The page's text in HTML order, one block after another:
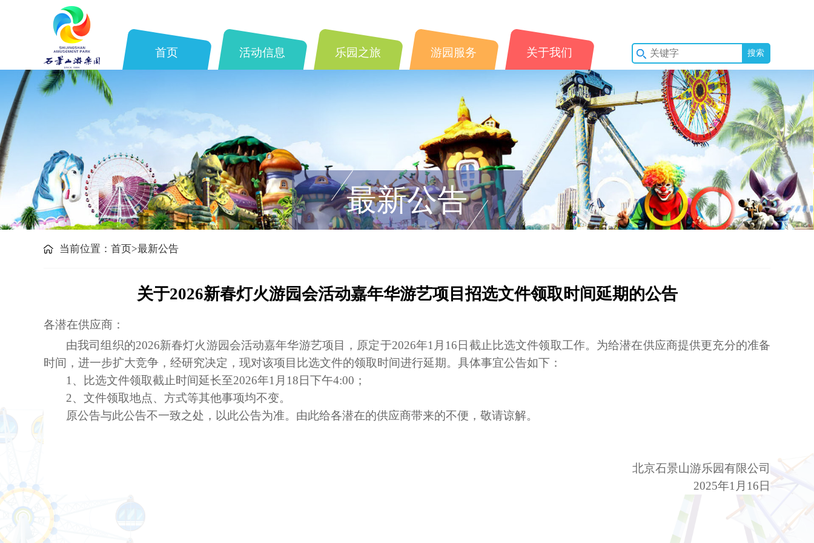
首页 活动信息 乐园之旅 游园服务 关于我们 搜索
最新公告
当前位置： 首页>最新公告
关于2026新春灯火游园会活动嘉年华游艺项目招选文件领取时间延期的公告
各潜在供应商：
由我司组织的2026新春灯火游园会活动嘉年华游艺项目，原定于2026年1月 16 日截止比选文件领取工作。为给潜在供应商提供更充分的准备
时间，进一步扩大竞争，经研究决定，现对该项目比选文件的领取时间进行延期。具体事宜公告如下：
1、比选文件领取截止时间延长至2026年1月 18 日下午4:00；
2、文件领取地点、方式等其他事项均不变。
原公告与此公告不一致之处，以此公告为准。由此给各潜在的供应商带来的不便，敬请谅解。
北京石景山游乐园有限公司
2025年1 月 16 日